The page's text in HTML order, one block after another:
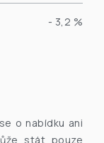
- 3,2 %
o nabídku ani
stát pouze